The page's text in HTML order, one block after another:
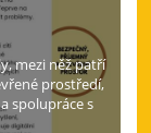
a
si sekci